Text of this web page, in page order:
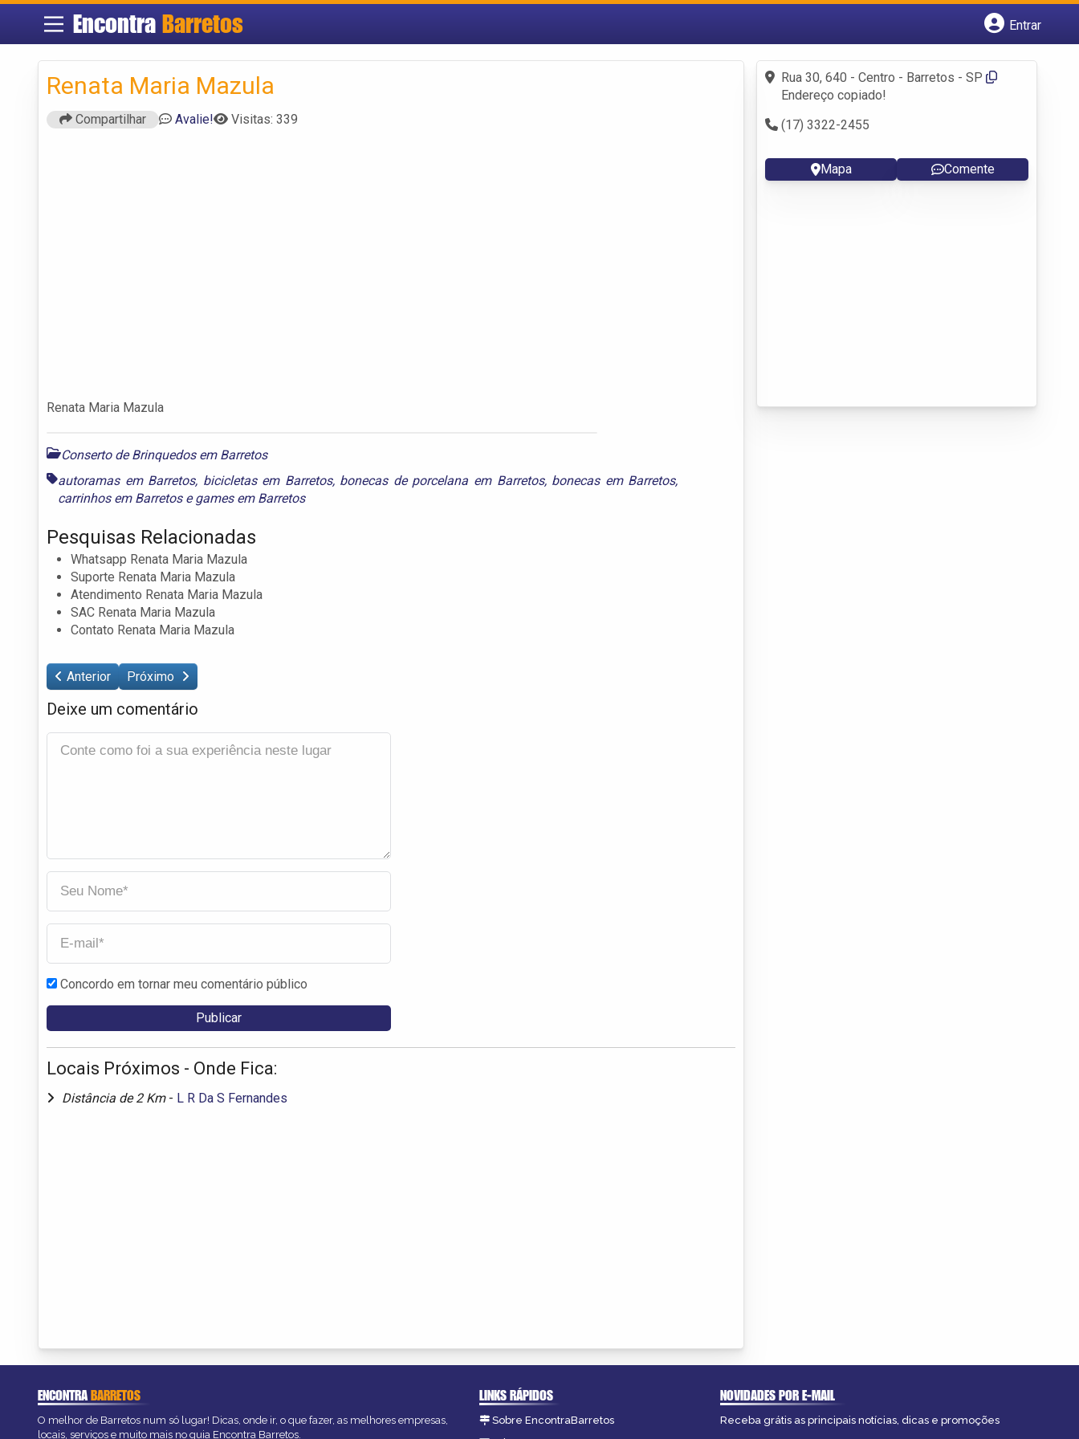
EncontraBarretos
Entrar
Fazer login
Criar conta
Renata Maria Mazula
Compartilhar Avalie! Visitas: 339
Renata Maria Mazula
Conserto de Brinquedos em Barretos
autoramas em Barretos, bicicletas em Barretos, bonecas de porcelana em Barretos, bonecas em Barretos,
carrinhos em Barretosegames em Barretos
Pesquisas Relacionadas
Whatsapp Renata Maria Mazula
Suporte Renata Maria Mazula
Atendimento Renata Maria Mazula
SAC Renata Maria Mazula
Contato Renata Maria Mazula
Anterior Próximo
Deixe um comentário
Concordo em tornar meu comentário público
Locais Próximos - Onde Fica:
Distância de 2 Km - L R Da S Fernandes
Rua 30, 640 - Centro - Barretos - SP
Endereço copiado!
(17) 3322-2455
Mapa Comente
ENCONTRABARRETOS
O melhor de Barretos num só lugar! Dicas, onde ir, o que fazer, as melhores empresas,
locais, serviços e muito mais no guia Encontra Barretos.
LINKS RÁPIDOS
Sobre EncontraBarretos
NOVIDADES POR E-MAIL
Receba grátis as principais notícias, dicas e promoções